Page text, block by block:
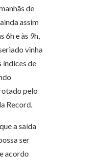
de
assim
6h e às 9h,
vinha
índices de
pelo
Record.
a saída
ser
acordo